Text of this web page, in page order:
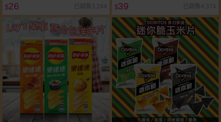
$26 已銷售3,244 $39 已銷售4,374